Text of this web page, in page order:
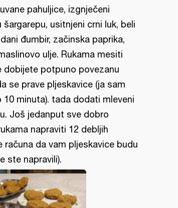
pahuljice, izgnječeni
šargarepu, usitnjeni crni luk, beli
đumbir, začinska paprika,
ulje. Rukama mesiti
dobijete potpuno povezanu
se prave pljeskavice (ja sam
10 minuta). tada dodati mleveni
Još jedanput sve dobro
napraviti 12 debljih
računa da vam pljeskavice budu
ste napravili).